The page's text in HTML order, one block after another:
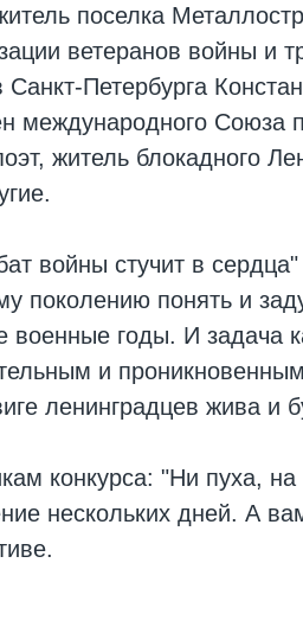
поселка
ветеранов войны и
Петербурга
международного Союза
житель блокадного
войны стучит в
поколению понять и
годы. И задача
и
ленинградцев жива и
конкурса: "Ни пуха,
нескольких дней. А